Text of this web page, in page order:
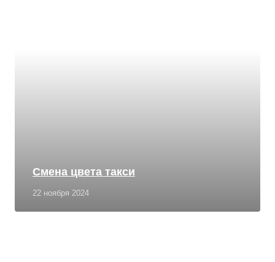
22 ноября 2024
Смена цвета такси